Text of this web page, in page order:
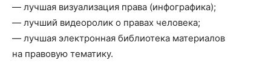
— лучшая визуализация права (инфографика);
— лучший видеоролик о правах человека;
— лучшая электронная библиотека материалов
на правовую тематику.